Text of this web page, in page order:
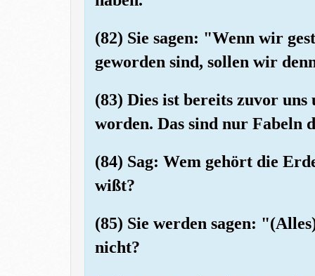
(82) Sie sagen: "Wenn wir
geworden sind, sollen wir
(83) Dies ist bereits zuvor
worden. Das sind nur Fabeln
(84) Sag: Wem gehört die
wißt?
(85) Sie werden sagen:
nicht?